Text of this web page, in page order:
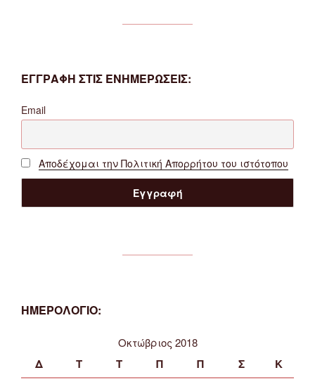
ΕΓΓΡΑΦΗ ΣΤΙΣ ΕΝΗΜΕΡΩΣΕΙΣ:
Email
Αποδέχομαι την Πολιτική Απορρήτου του ιστότοπου
ΗΜΕΡΟΛΟΓΙΟ:
Οκτώβριος 2018
Δ Τ Τ Π Π Σ Κ